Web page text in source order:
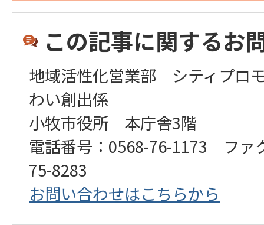
この記事に関するお
地域活性化営業部 シティプロ
わい創出係
小牧市役所 本庁舎3階
電話番号：0568-76-1173 ファ
75-8283
お問い合わせはこちらから